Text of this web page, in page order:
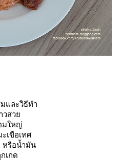
และวิธีทำ
วสว
มใหญ่
เขือเทศ
หรือน้ำมัน
เกด